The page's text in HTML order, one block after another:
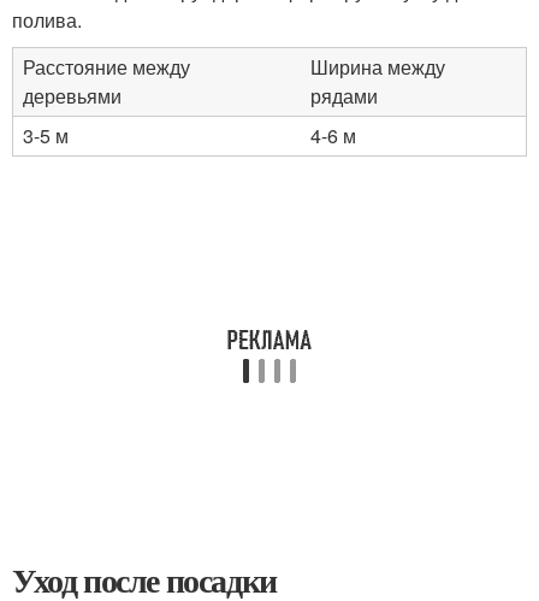
полива.
Расстояние между
деревьями
Ширина между
рядами
3-5 м
4-6 м
Уход после посадки